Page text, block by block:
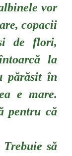
vor
copacii
de flori,
la
părăsit în
e mare.
pentru că
să